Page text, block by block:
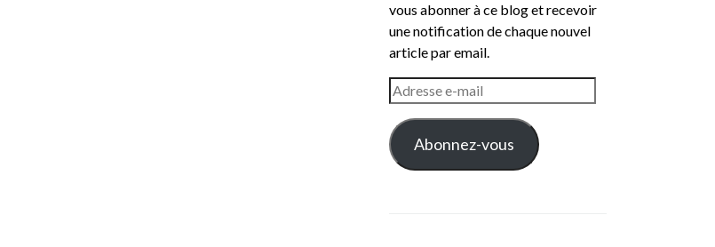
vous abonner à ce blog et recevoir
une notification de chaque nouvel
article par email.
ADRESSE
E-
MAIL
Abonnez-vous